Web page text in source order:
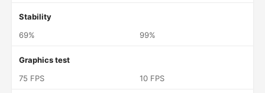
Stability
69%
99%
Graphics test
75 FPS
10 FPS